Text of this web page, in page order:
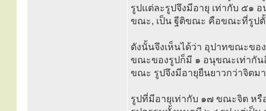
รูปแต่ละรูปจึงมีอายุ เท่ากับ ๕๑
ขณะ, เป็น ฐีติขณะ คือขณะที่รูป
ดังนั้นจึงเห็นได้ว่า อุปาทขณะข
ขณะของรูปก็มี ๑ อนุขณะเท่ากั
ขณะ รูปจึงมีอายุยืนยาวกว่าจิตม
รูปที่มีอายุเท่ากับ ๑๗ ขณะจิต ห